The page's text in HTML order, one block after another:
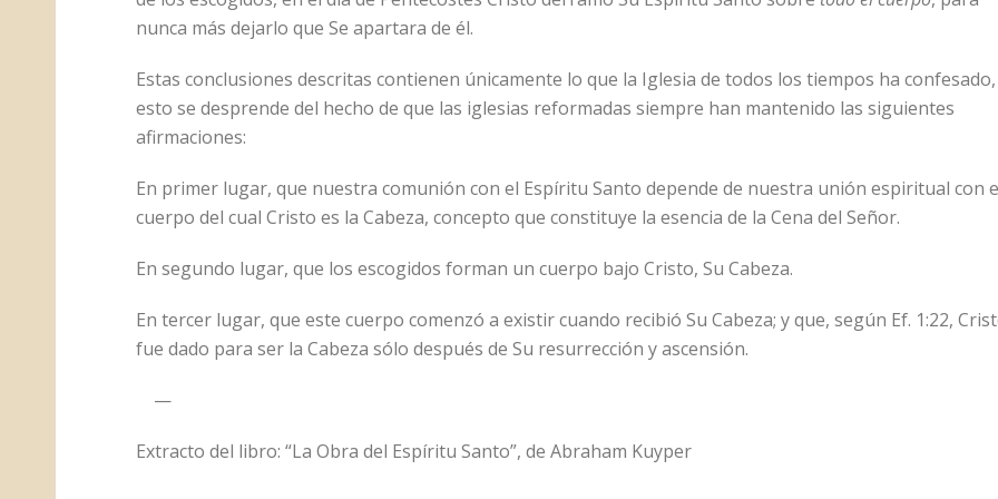
nunca más dejarlo que Se apartara de él.
Estas conclusiones descritas contienen únicamente lo que la Iglesia de todos los tiempos ha
esto se desprende del hecho de que las iglesias reformadas siempre han mantenido las siguientes
afirmaciones:
En primer lugar, que nuestra comunión con el Espíritu Santo depende de nuestra unión espiritual con
cuerpo del cual Cristo es la Cabeza, concepto que constituye la esencia de la Cena del Señor.
En segundo lugar, que los escogidos forman un cuerpo bajo Cristo, Su Cabeza.
En tercer lugar, que este cuerpo comenzó a existir cuando recibió Su Cabeza; y que, según Ef. 1:22,
fue dado para ser la Cabeza sólo después de Su resurrección y ascensión.
—
Extracto del libro: “La Obra del Espíritu Santo”, de Abraham Kuyper